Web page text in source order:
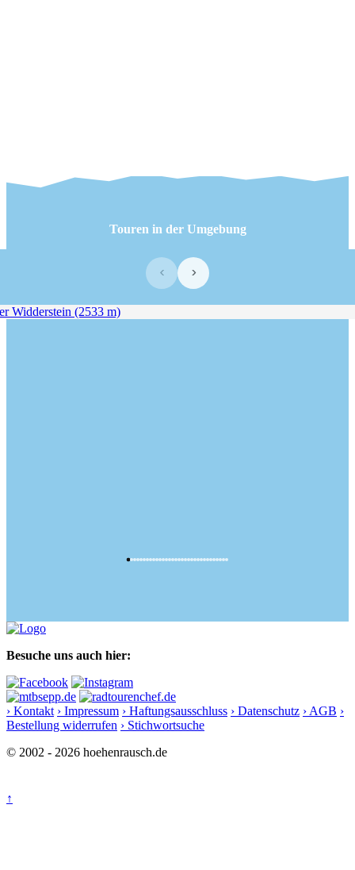
Touren in der Umgebung
‹ ›
Besuche uns auch hier:
› Kontakt › Impressum › Haftungsausschluss › Datenschutz › AGB ›
Bestellung widerrufen › Stichwortsuche
© 2002 - 2026 hoehenrausch.de
↑